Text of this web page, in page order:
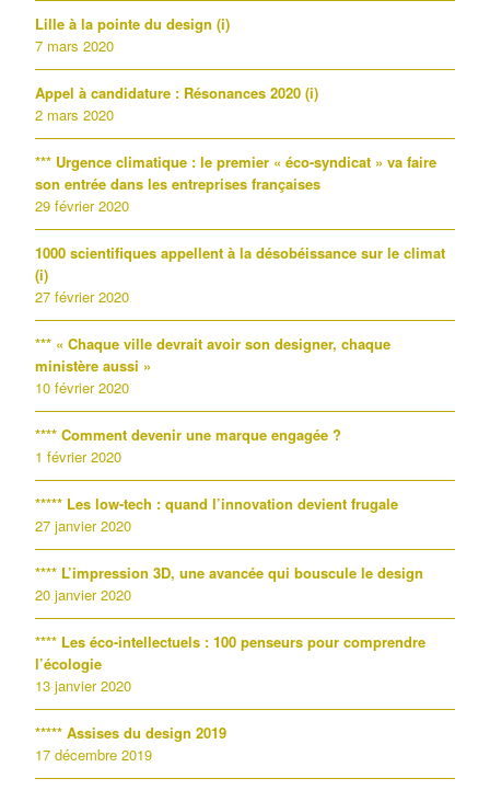
Lille à la pointe du design (i)
7 mars 2020
Appel à candidature : Résonances 2020 (i)
2 mars 2020
*** Urgence climatique : le premier « éco-syndicat » va faire
son entrée dans les entreprises françaises
29 février 2020
1000 scientifiques appellent à la désobéissance sur le climat
(i)
27 février 2020
*** « Chaque ville devrait avoir son designer, chaque
ministère aussi »
10 février 2020
**** Comment devenir une marque engagée ?
1 février 2020
***** Les low-tech : quand l’innovation devient frugale
27 janvier 2020
**** L’impression 3D, une avancée qui bouscule le design
20 janvier 2020
**** Les éco-intellectuels : 100 penseurs pour comprendre
l’écologie
13 janvier 2020
***** Assises du design 2019
17 décembre 2019